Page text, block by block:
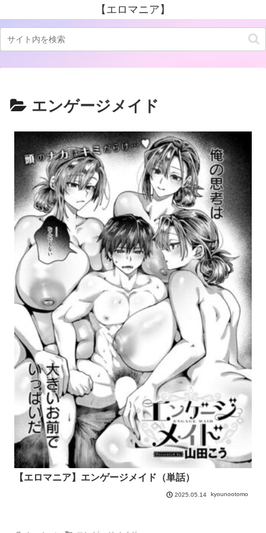
【エロマニア】
エンゲージメイド
【エロマニア】エンゲージメイド（単話）
2025.05.14 kyounootomo